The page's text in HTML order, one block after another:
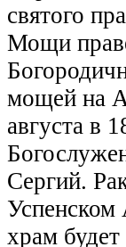
святого
Мощи
мощей на
августа в
Сергий.
Успенском
храм